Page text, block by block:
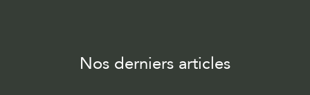
Nos derniers articles